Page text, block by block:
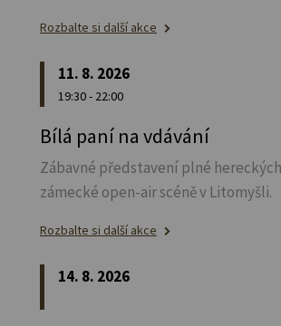
Rozbalte si další akce
11. 8. 2026
19:30 - 22:00
Bílá paní na vdávání
Zábavné představení plné
zámecké open-air scéně v Litomyšli.
Rozbalte si další akce
14. 8. 2026